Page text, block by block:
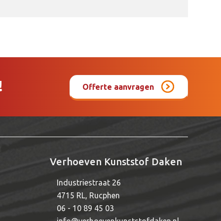
Offerte aanvragen
Verhoeven Kunststof Daken
Industriestraat 26
4715 RL, Rucphen
06 - 10 89 45 03